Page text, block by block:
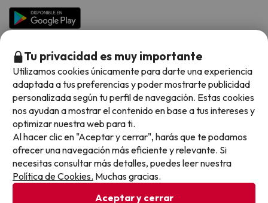
Hoteles Salou
Chollos en la playa
Hoteles con toboganes
Selección de la Newsletter
Los favoritos de nuestros clientes
Vacaciones en Octubre
Vacaciones en Noviembre
Métodos de pago disponibles
Condiciones generales
Tu privacidad es muy importante
Utilizamos cookies únicamente para darte una experiencia
adaptada a tus preferencias y poder mostrarte publicidad
personalizada según tu perfil de navegación. Estas cookies
nos ayudan a mostrar el contenido en base a tus intereses y
optimizar nuestra web para ti.
Al hacer clic en "Aceptar y cerrar", harás que te podamos
ofrecer una navegación más eficiente y relevante. Si
necesitas consultar más detalles, puedes leer nuestra
Política de Cookies. Muchas gracias.
Aceptar y cerrar